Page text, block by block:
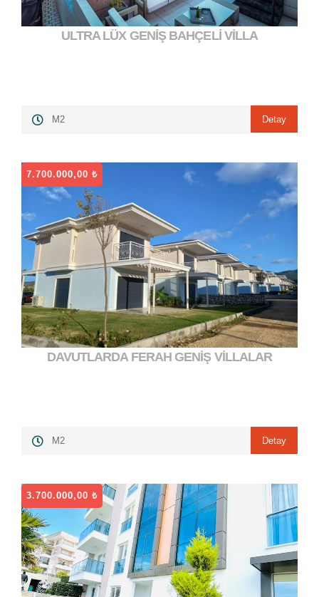
25.000.000,00 ₺ ">
ULTRA LÜX GENİŞ BAHÇELİ VİLLA
M2 Detay
7.700.000,00 ₺
7.700.000,00 ₺ ">
DAVUTLARDA FERAH GENİŞ VİLLALAR
M2 Detay
3.700.000,00 ₺